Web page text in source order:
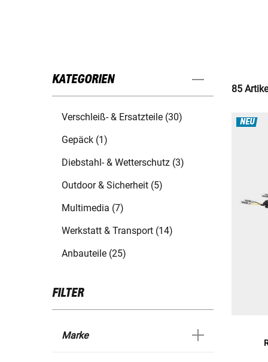
KATEGORIEN
Verschleiß- & Ersatzteile (30)
Gepäck (1)
Diebstahl- & Wetterschutz (3)
Outdoor & Sicherheit (5)
Multimedia (7)
Werkstatt & Transport (14)
Anbauteile (25)
FILTER
Marke
85
NEU